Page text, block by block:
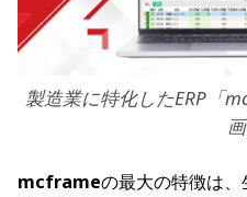
製造業に特化したERP「
mcframeの最大の特徴は